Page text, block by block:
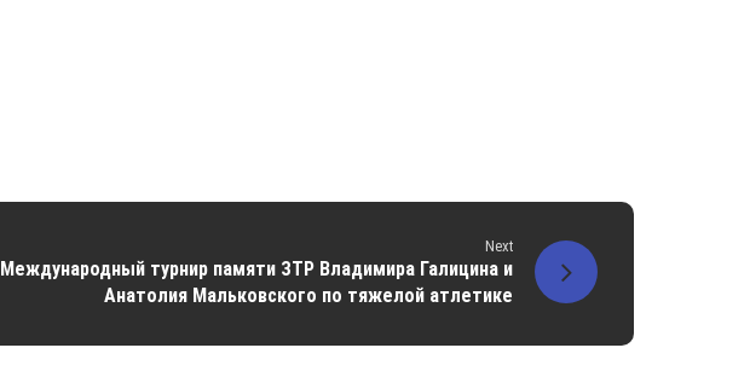
Next
Международный турнир памяти ЗТР Владимира Галицина и
Анатолия Мальковского по тяжелой атлетике